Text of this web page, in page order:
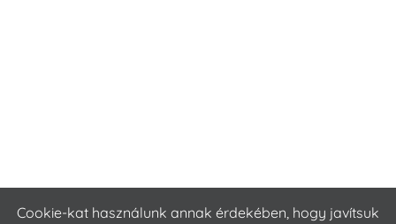
Cookie-kat használunk annak érdekében, hogy javítsuk